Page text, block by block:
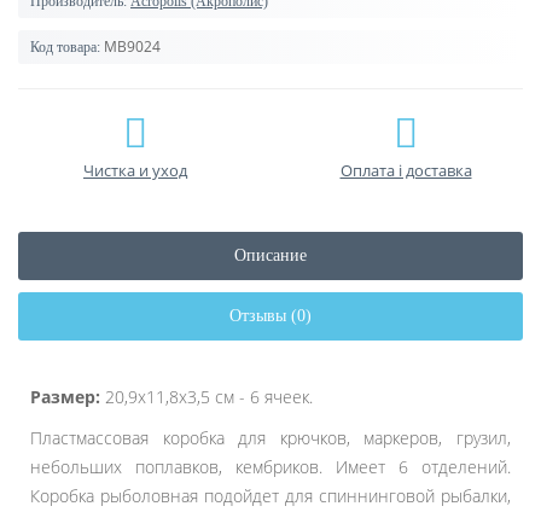
Код товара: МВ9024
Чистка и уход Оплата і доставка
Описание
Отзывы (0)
Размер: 20,9х11,8х3,5 см - 6 ячеек.
Пластмассовая
коробка для крючков, маркеров, грузил,
небольших
поплавков, кембриков. Имеет 6
отделений.
Коробка рыболовная подойдет для спиннинговой рыбалки,